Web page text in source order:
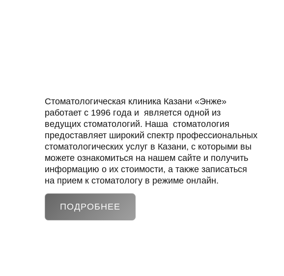
Стоматологическая клиника Казани «Энже»
работает с 1996 года и является одной из
ведущих стоматологий. Наша стоматология
предоставляет широкий спектр профессиональных
стоматологических услуг в Казани, с которыми вы
можете ознакомиться на нашем сайте и получить
информацию о их стоимости, а также записаться
на прием к стоматологу в режиме онлайн.
ПОДРОБНЕЕ